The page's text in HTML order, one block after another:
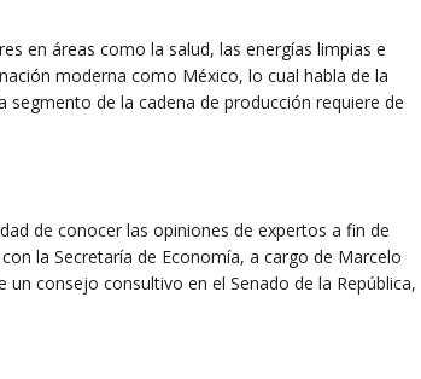
en áreas como la salud, las energías limpias e
moderna como México, lo cual habla de la
de la cadena de producción requiere de
de conocer las opiniones de expertos a fin de
la Secretaría de Economía, a cargo de Marcelo
consejo consultivo en el Senado de la República,